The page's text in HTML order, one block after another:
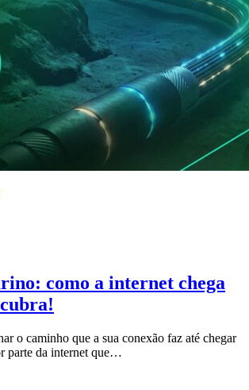
como a internet chega
o caminho que a sua conexão faz até chegar
parte da internet que…